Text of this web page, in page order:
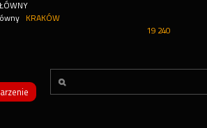
KRAKÓW
19 240